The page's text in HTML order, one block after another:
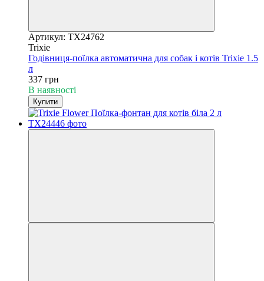
Артикул: TX24762
Trixie
Годівниця-поїлка автоматична для собак і котів Trixie 1.5
л
337 грн
В наявності
Купити